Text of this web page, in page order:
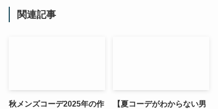
関連記事
秋メンズコーデ2025年の作
【夏コーデがわからない男